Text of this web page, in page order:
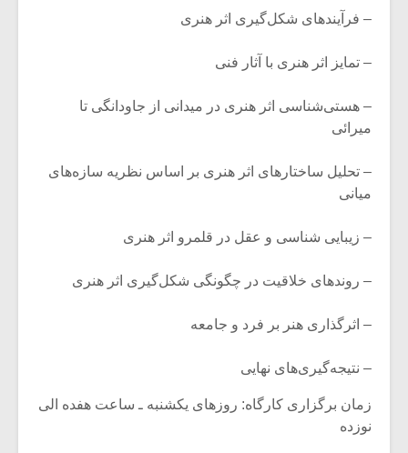
– فرآیند‌های شکل‌گیری اثر هنری
– تمایز اثر هنری با آثار فنی
– هستی‌شناسی اثر هنری در میدانی از جاودانگی تا
میرائی
– تحلیل ساختارهای اثر هنری بر اساس نظریه سازه‌های
میانی
– زیبایی شناسی و عقل در قلمرو اثر هنری
– روندهای خلاقیت در چگونگی شکل‌گیری اثر هنری
– اثرگذاری هنر بر فرد و جامعه
– نتیجه‌گیری‌های نهایی
زمان برگزاری کارگاه: روزهای یکشنبه ـ ساعت هفده الی
نوزده
شیش و نیم»
اگر نمی توانی
مشهورترین باشی،
موسیقی